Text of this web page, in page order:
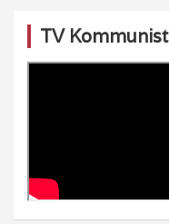
TV Kommunist